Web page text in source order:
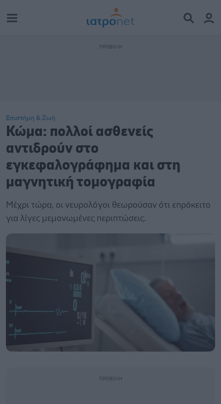
Επιστήμη & Ζωή
Κώμα: πολλοί ασθενείς
αντιδρούν στο
εγκεφαλογράφημα και στη
μαγνητική τομογραφία
Μέχρι τώρα, οι νευρολόγοι θεωρούσαν ότι επρόκειτο
για λίγες μεμονωμένες περιπτώσεις.